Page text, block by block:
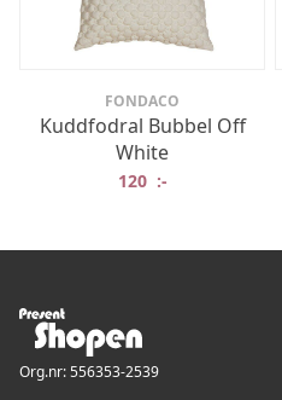
FONDACO
Kuddfodral Bubbel Off
White
120 :-
Org.nr: 556353-2539